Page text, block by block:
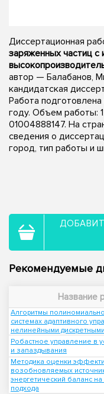
Диссертационная
заряженных частиц с
автор — Балабанов,
кандидатская
Работа
году. Объем работы:
01004888147. На
сведения о
город, тип работы и
Рекомендуемые
Название
Алгоритмы
системах адаптивного
нелинейными
Робастное управление в
и запаздывания
Методика оценки
возобновляемых
энергетический баланс
подхода